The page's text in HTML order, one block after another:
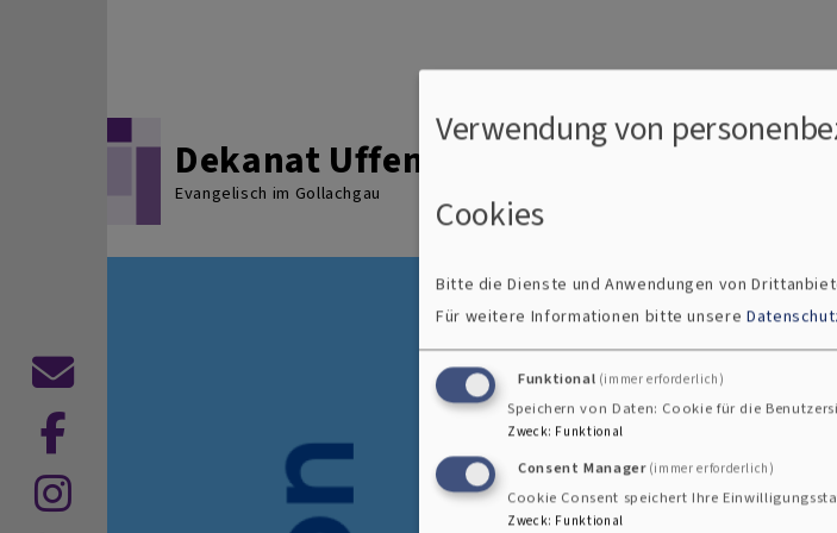
Dekanat Uffenheim
Evangelisch im Gollachgau
Kontaktformular
Verwendung von
Cookies
Bitte die Dienste und Anwendungen von
Für weitere Informationen bitte unsere
Funktional (immer erforderlich)
Speichern von Daten: Cookie für die
Zweck: Funktional
Consent Manager (immer erforderlich)
Cookie Consent speichert Ihre
Zweck: Funktional